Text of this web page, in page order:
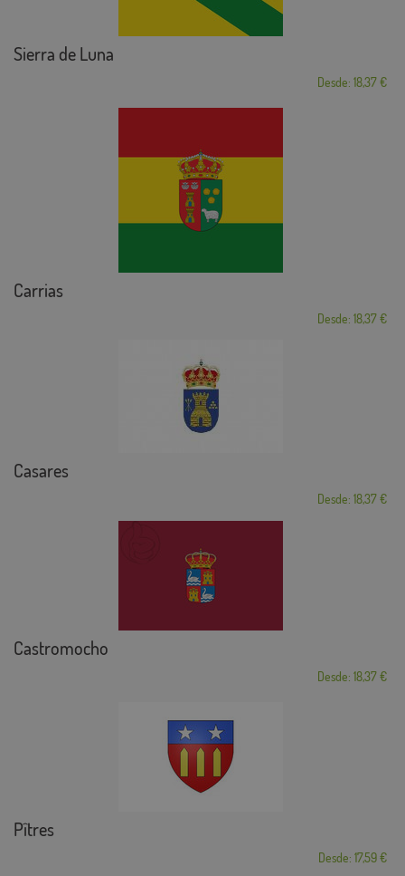
Sierra de Luna
Desde: 18,37 €
Carrias
Desde: 18,37 €
Casares
Desde: 18,37 €
Castromocho
Desde: 18,37 €
Pîtres
Desde: 17,59 €